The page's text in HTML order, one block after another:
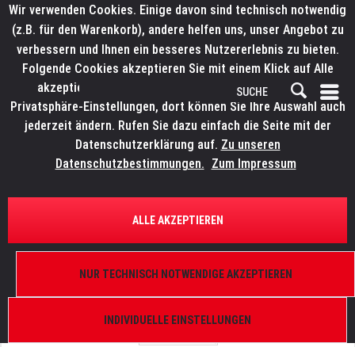
ÜBERSICHT ERSATZTEILE
ELATION 9900013768
Wir verwenden Cookies. Einige davon sind technisch notwendig
(z.B. für den Warenkorb), andere helfen uns, unser Angebot zu
verbessern und Ihnen ein besseres Nutzererlebnis zu bieten.
Folgende Cookies akzeptieren Sie mit einem Klick auf Alle
akzeptieren. Weitere Informationen finden Sie in den
Privatsphäre-Einstellungen, dort können Sie Ihre Auswahl auch
jederzeit ändern. Rufen Sie dazu einfach die Seite mit der
Datenschutzerklärung auf. Zu unseren
Datenschutzbestimmungen. Zum Impressum
INDIVIDUELLE EINSTELLUNGEN
NUR TECHNISCH NOTWENDIGE AKZEPTIEREN
ALLE AKZEPTIEREN